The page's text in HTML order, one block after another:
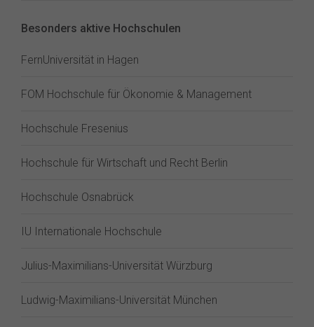
Besonders aktive Hochschulen
FernUniversität in Hagen
FOM Hochschule für Ökonomie & Management
Hochschule Fresenius
Hochschule für Wirtschaft und Recht Berlin
Hochschule Osnabrück
IU Internationale Hochschule
Julius-Maximilians-Universität Würzburg
Ludwig-Maximilians-Universität München